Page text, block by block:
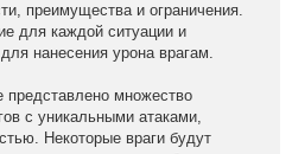
преимущества и ограничения.
для каждой ситуации и
нанесения урона врагам.
представлено множество
с уникальными атаками,
Некоторые враги будут